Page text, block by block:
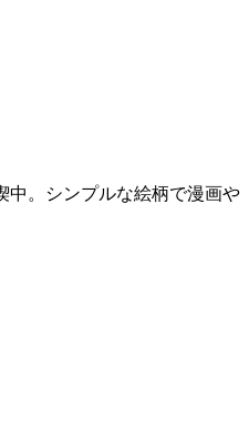
中。シンプルな絵柄で漫画や